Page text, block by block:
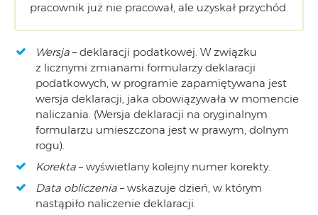
pracownik już nie pracował, ale uzyskał przychód.
Wersja – deklaracji podatkowej. W związku
z licznymi zmianami formularzy deklaracji
podatkowych, w programie zapamiętywana jest
wersja deklaracji, jaka obowiązywała w momencie
naliczania. (Wersja deklaracji na oryginalnym
formularzu umieszczona jest w prawym, dolnym
rogu).
Korekta – wyświetlany kolejny numer korekty.
Data obliczenia – wskazuje dzień, w którym
nastąpiło naliczenie deklaracji.